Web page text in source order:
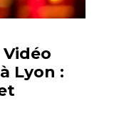
Vidéo
Lyon :